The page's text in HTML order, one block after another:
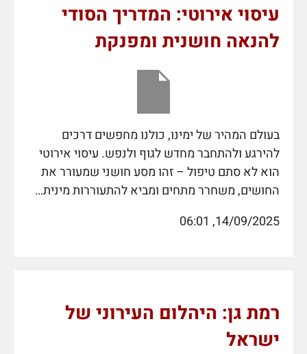
עיסוי אירוטי: המדריך הסודי
להנאה חושנית ומפנקת
בעולם המהיר של ימינו, כולנו מחפשים דרכים
להירגע ולהתחבר מחדש לגוף ולנפש. עיסוי אירוטי
הוא לא סתם טיפול – זהו מסע חושני שמעורר את
החושים, משחרר מתחים ומביא להתעוררות מינית…
14/09/2025, 06:01
רמת גן: היהלום העירוני של
ישראל